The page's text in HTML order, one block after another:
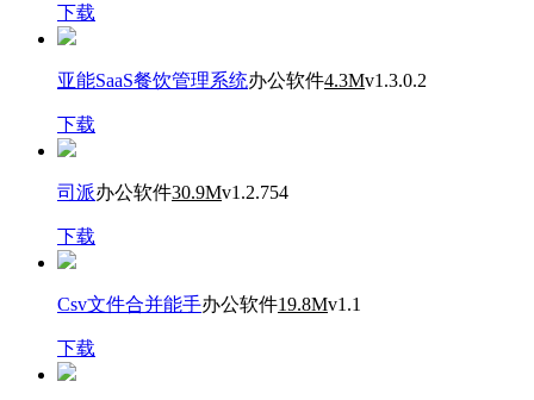
下载
亚能SaaS餐饮管理系统办公软件4.3Mv1.3.0.2
下载
司派办公软件30.9Mv1.2.754
下载
Csv文件合并能手办公软件19.8Mv1.1
下载